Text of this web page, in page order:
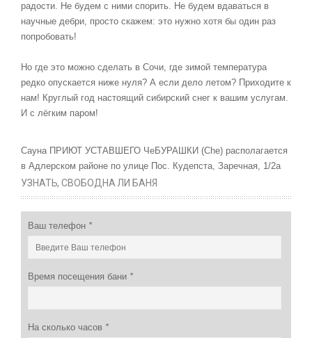
радости. Не будем с ними спорить. Не будем вдаваться в
научные дебри, просто скажем: это нужно хотя бы один раз
попробовать!
Но где это можно сделать в Сочи, где зимой температура
редко опускается ниже нуля? А если дело летом? Приходите к
нам! Круглый год настоящий сибирский снег к вашим услугам.
И с лёгким паром!
Сауна ПРИЮТ УСТАВШЕГО ЧеБУРАШКИ (Che) располагается
в Адлерском районе по улице Пос. Кудепста, Заречная, 1/2а
УЗНАТЬ, СВОБОДНА ЛИ БАНЯ
Ваш телефон *
Время посещения бани *
На сколько часов *